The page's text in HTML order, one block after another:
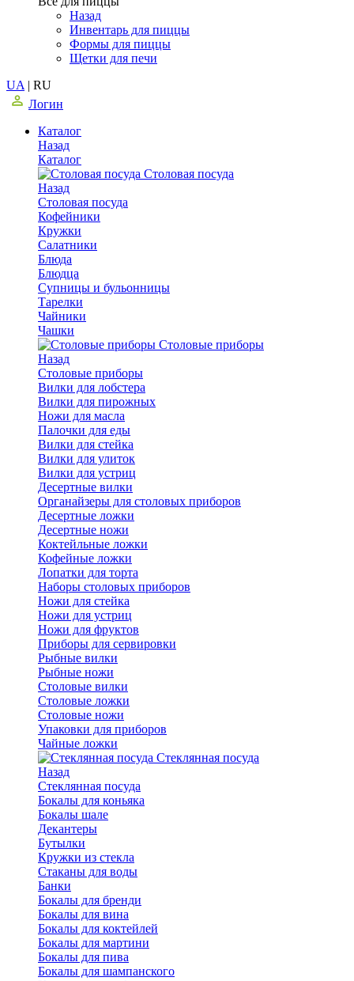
Назад
Инвентарь для пиццы
Формы для пиццы
Щетки для печи
UA | RU
Логин
Каталог
Назад
Каталог
Столовая посуда
Назад
Столовая посуда
Кофейники
Кружки
Салатники
Блюда
Блюдца
Супницы и бульонницы
Тарелки
Чайники
Чашки
Cтоловые приборы
Назад
Cтоловые приборы
Вилки для лобстера
Вилки для пирожных
Ножи для масла
Палочки для еды
Вилки для стейка
Вилки для улиток
Вилки для устриц
Десертные вилки
Органайзеры для столовых приборов
Десертные ложки
Десертные ножи
Коктейльные ложки
Кофейные ложки
Лопатки для торта
Наборы столовых приборов
Ножи для стейка
Ножи для устриц
Ножи для фруктов
Приборы для сервировки
Рыбные вилки
Рыбные ножи
Столовые вилки
Столовые ложки
Столовые ножи
Упаковки для приборов
Чайные ложки
Стеклянная посуда
Назад
Стеклянная посуда
Бокалы для коньяка
Бокалы шале
Декантеры
Бутылки
Кружки из стекла
Стаканы для воды
Банки
Бокалы для бренди
Бокалы для вина
Бокалы для коктейлей
Бокалы для мартини
Бокалы для пива
Бокалы для шампанского